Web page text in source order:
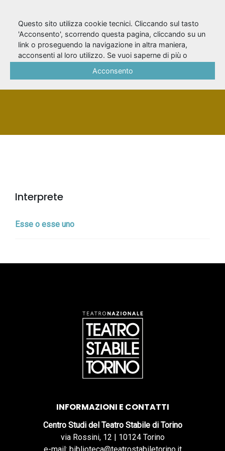
Gonnelli, Renato
PERSONA
Interprete
Esse o esse uno
INFORMAZIONI E CONTATTI
Centro Studi del Teatro Stabile di Torino
via Rossini, 12 | 10124 Torino
Questo sito utilizza cookie tecnici. Cliccando sul tasto
'Acconsento', scorrendo questa pagina, cliccando su un
link o proseguendo la navigazione in altra maniera,
acconsenti al loro utilizzo. Se vuoi saperne di più o
Acconsento